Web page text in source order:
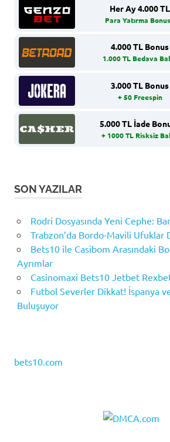
Her Ay 4.000 TL
Para Yatırma
4.000 TL Bonus
1.000 TL Bedava
3.000 TL Bonus
+ 50 Freespin
5.000 TL İade
+ 1000 TL Risksiz
SON YAZILAR
Rodri Dosyasında Yeni Cephe:
Trabzon’da Bordo-Mavili Ufuklar
Bets10 ile Casibom Arasındaki
Ayrımlar
Casinomaxi Bets10 Jetbet
Futbol Severler Dikkat! İspanya
Buluşuyor
bets10.com